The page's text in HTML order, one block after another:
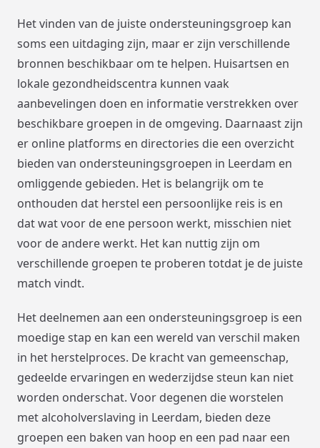
Het vinden van de juiste ondersteuningsgroep kan
soms een uitdaging zijn, maar er zijn verschillende
bronnen beschikbaar om te helpen. Huisartsen en
lokale gezondheidscentra kunnen vaak
aanbevelingen doen en informatie verstrekken over
beschikbare groepen in de omgeving. Daarnaast zijn
er online platforms en directories die een overzicht
bieden van ondersteuningsgroepen in Leerdam en
omliggende gebieden. Het is belangrijk om te
onthouden dat herstel een persoonlijke reis is en
dat wat voor de ene persoon werkt, misschien niet
voor de andere werkt. Het kan nuttig zijn om
verschillende groepen te proberen totdat je de juiste
match vindt.
Het deelnemen aan een ondersteuningsgroep is een
moedige stap en kan een wereld van verschil maken
in het herstelproces. De kracht van gemeenschap,
gedeelde ervaringen en wederzijdse steun kan niet
worden onderschat. Voor degenen die worstelen
met alcoholverslaving in Leerdam, bieden deze
groepen een baken van hoop en een pad naar een